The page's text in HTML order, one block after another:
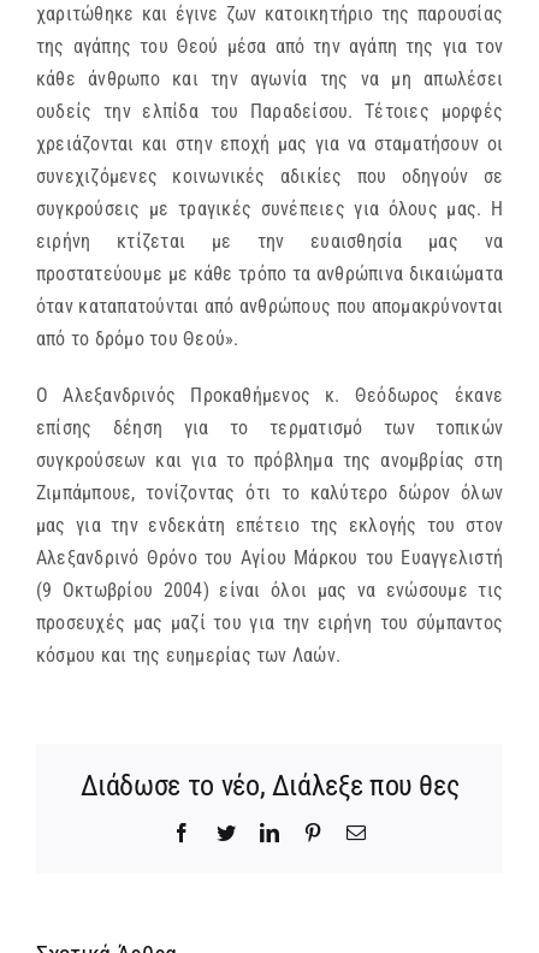
χαριτώθηκε και έγινε ζων κατοικητήριο της παρουσίας
της αγάπης του Θεού μέσα από την αγάπη της για τον
κάθε άνθρωπο και την αγωνία της να μη απωλέσει
ουδείς την ελπίδα του Παραδείσου. Τέτοιες μορφές
χρειάζονται και στην εποχή μας για να σταματήσουν οι
συνεχιζόμενες κοινωνικές αδικίες που οδηγούν σε
συγκρούσεις με τραγικές συνέπειες για όλους μας. Η
ειρήνη κτίζεται με την ευαισθησία μας να
προστατεύουμε με κάθε τρόπο τα ανθρώπινα δικαιώματα
όταν καταπατούνται από ανθρώπους που απομακρύνονται
από το δρόμο του Θεού».
Ο Αλεξανδρινός Προκαθήμενος κ. Θεόδωρος έκανε
επίσης δέηση για το τερματισμό των τοπικών
συγκρούσεων και για το πρόβλημα της ανομβρίας στη
Ζιμπάμπουε, τονίζοντας ότι το καλύτερο δώρον όλων
μας για την ενδεκάτη επέτειο της εκλογής του στον
Αλεξανδρινό Θρόνο του Αγίου Μάρκου του Ευαγγελιστή
(9 Οκτωβρίου 2004) είναι όλοι μας να ενώσουμε τις
προσευχές μας μαζί του για την ειρήνη του σύμπαντος
κόσμου και της ευημερίας των Λαών.
Διάδωσε το νέο, Διάλεξε που θες
Facebook
TwitterLinkedInPinterestEmail